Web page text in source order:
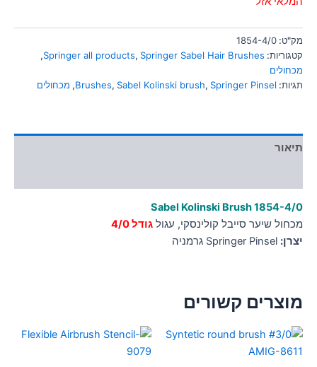
את
האפשרויות
מק"ט: 1854-4/0
קטגוריות:
Springer all products, Springer Sabel Hair Brushes
,
מכחולים
תגיות:
Brushes, Sabel Kolinski brush, Springer Pinsel
, מכחולים
תיאור
Sabel Kolinski Brush 1854-4/0
מכחול שיער סייבל קולינסקי, עגול גודל 4/0
יצרן:
מוצרים קשורים